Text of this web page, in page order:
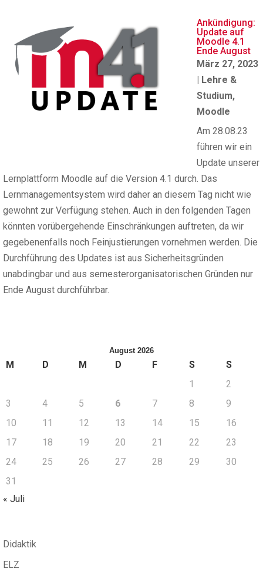
Ankündigung:
Update auf
Moodle 4.1
Ende August
März 27, 2023
| Lehre &
Studium,
Moodle
Am 28.08.23
führen wir ein
Update unserer
Lernplattform Moodle auf die Version 4.1 durch. Das
Lernmanagementsystem wird daher an diesem Tag nicht wie
gewohnt zur Verfügung stehen. Auch in den folgenden Tagen
könnten vorübergehende Einschränkungen auftreten, da wir
gegebenenfalls noch Feinjustierungen vornehmen werden. Die
Durchführung des Updates ist aus Sicherheitsgründen
unabdingbar und aus semesterorganisatorischen Gründen nur
Ende August durchführbar.
August 2026
M D M D F S
S
1
2
3
4 5 6 7 8
9
10
11 12 13 14 15
16
17
18 19 20 21 22
23
24
25 26 27 28 29
30
31
« Juli
Didaktik
ELZ